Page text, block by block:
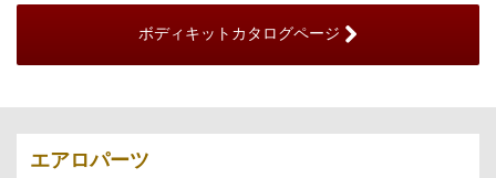
ボディキットカタログページ
エアロパーツ